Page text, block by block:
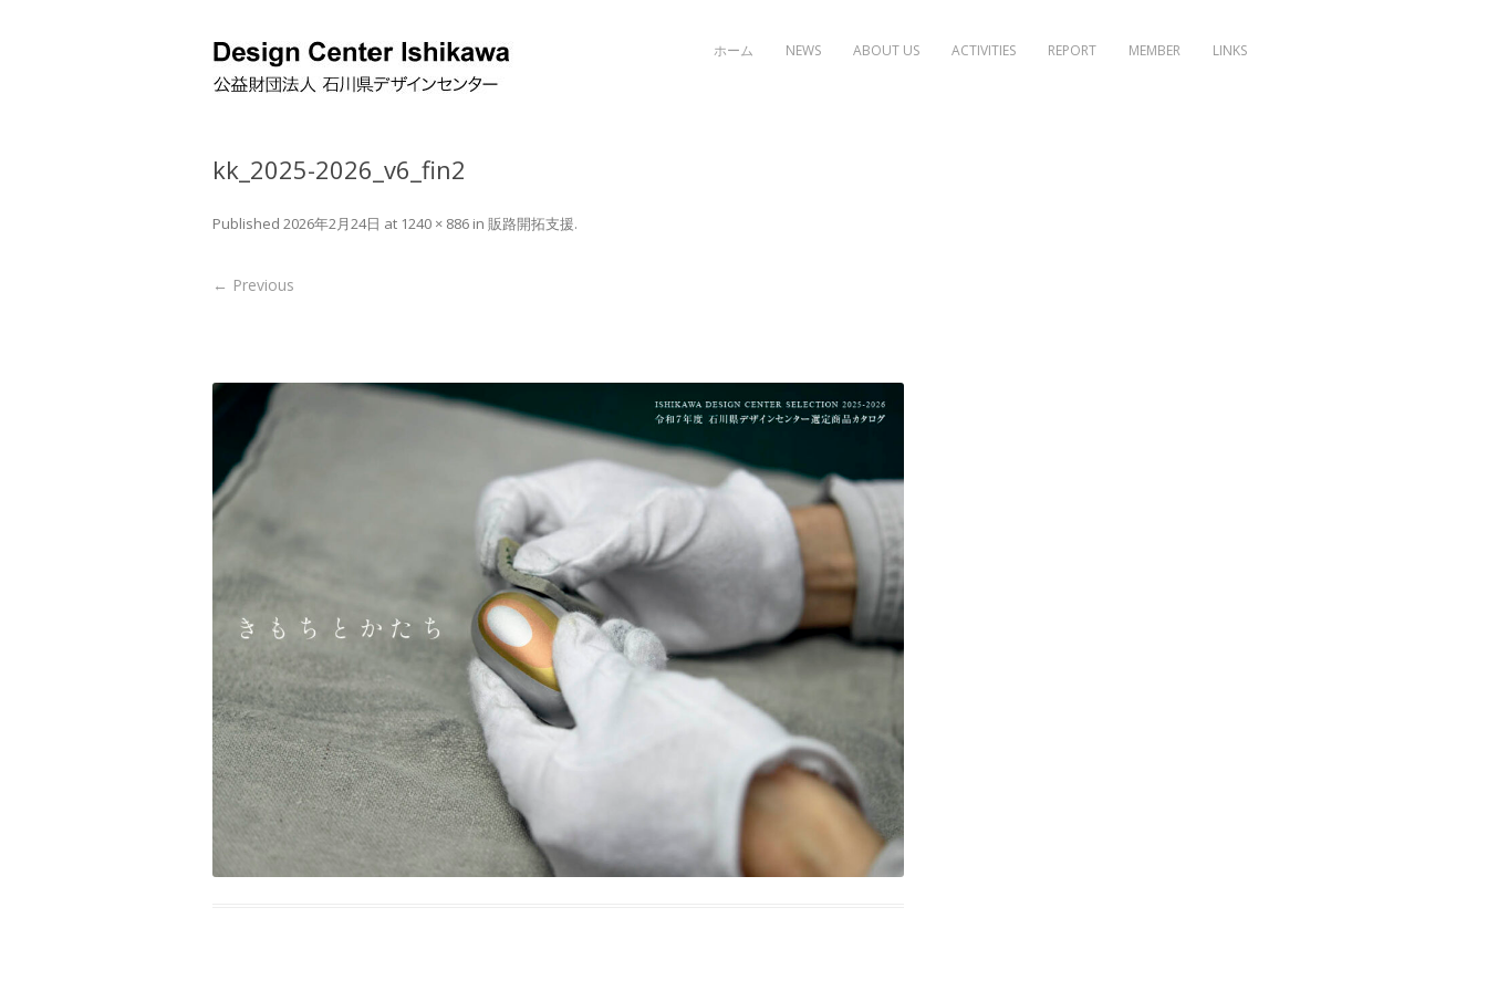
ホーム NEWS ABOUT US ACTIVITIES REPORT MEMBER LINKS
kk_2025-2026_v6_fin2
Published 2026年2月24日 at 1240 × 886 in 販路開拓支援.
← Previous